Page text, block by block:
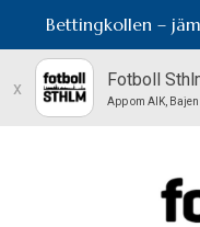
Bettingkollen –
x Fotboll
App om AIK,